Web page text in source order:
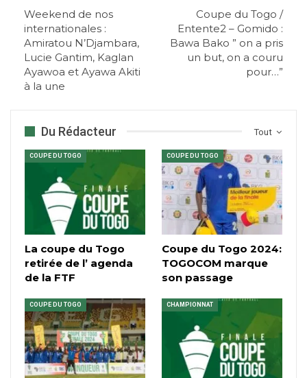
Weekend de nos
internationales :
Amiratou N’Djambara,
Lucie Gantim, Kaglan
Ayawoa et Ayawa Akiti
à la une
Coupe du Togo /
Entente2 – Gomido :
Bawa Bako ” on a pris
un but, on a couru
pour…”
Tout
Du Rédacteur
COUPE DU TOGO
La coupe du Togo
retirée de l’ agenda
de la FTF
COUPE DU TOGO
Coupe du Togo 2024:
TOGOCOM marque
son passage
COUPE DU TOGO CHAMPIONNAT